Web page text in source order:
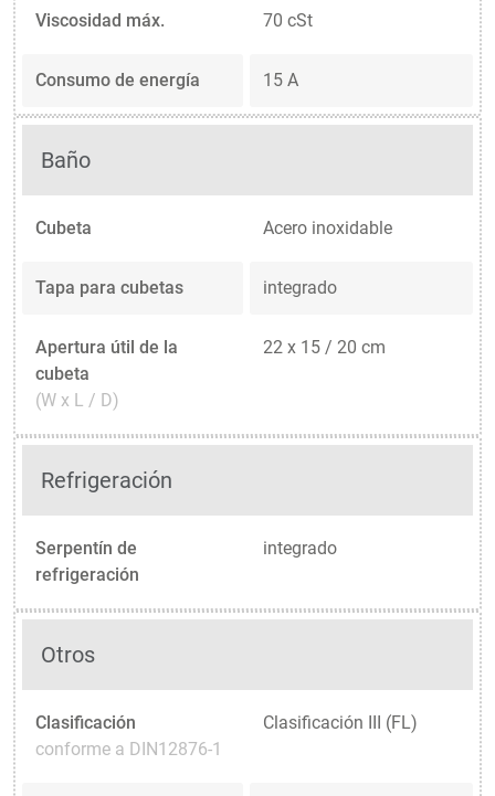
Viscosidad máx. 70 cSt
Consumo de energía 15 A
Baño
Cubeta Acero inoxidable
Tapa para cubetas integrado
Apertura útil de la
cubeta
(W x L / D)
22 x 15 / 20 cm
Refrigeración
Serpentín de
refrigeración
integrado
Otros
Clasificación
conforme a DIN12876-1
Clasificación III (FL)